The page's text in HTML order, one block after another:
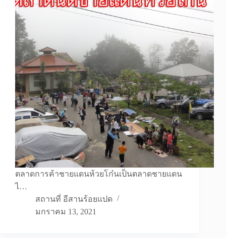
ตลาดการค้าชายแดนห้วยโก๋นเป็นตลาดชายแดน
ไ…
สถานที่ อีสานร้อยแปด
มกราคม 13, 2021